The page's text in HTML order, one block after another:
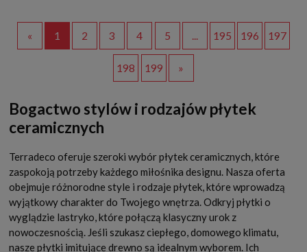
« 1 2 3 4 5 ... 195 196 197
198 199 »
Bogactwo stylów i rodzajów płytek
ceramicznych
Terradeco oferuje szeroki wybór płytek ceramicznych, które
zaspokoją potrzeby każdego miłośnika designu. Nasza oferta
obejmuje różnorodne style i rodzaje płytek, które wprowadzą
wyjątkowy charakter do Twojego wnętrza. Odkryj płytki o
wyglądzie lastryko, które połączą klasyczny urok z
nowoczesnością. Jeśli szukasz ciepłego, domowego klimatu,
nasze płytki imitujące drewno są idealnym wyborem. Ich